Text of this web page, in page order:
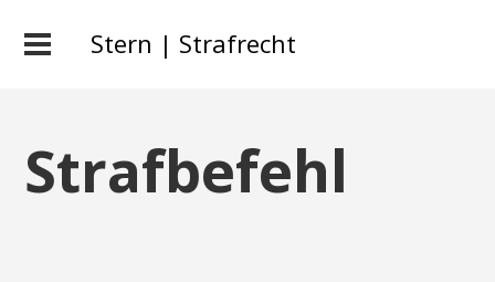
Stern | Strafrecht
Strafbefehl